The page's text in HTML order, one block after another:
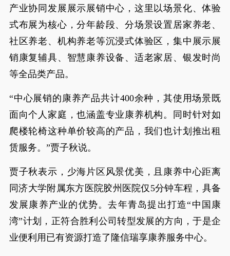
产业协同发展展示展销中心，这里以场景化、体验
式布展为核心，分年龄段、分场景设置居家养老、
社区养老、机构养老等沉浸式体验区，集中展示展
销康复辅具、智慧康养设备、适老家居、银发时尚
等全品类产品。
“中心展销的康养产品共计400余种，其使用场景既
面向个人家庭，也涵盖专业康养机构。同时针对如
爬楼轮椅这种单价较高的产品，我们也计划推出租
赁服务。”贾子秋说。
贾子秋表示，少海片区风景优美，且康养中心距离
同济大学附属东方医院胶州医院仅5分钟车程，具备
发展康养产业的优势。去年青岛提出打造“中国康
湾”计划，正符合胜利公司转型发展的方向，于是企
业便利用已有资源打造了隆信瑞享康养服务中心。